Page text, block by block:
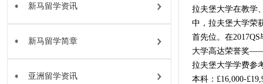
新马留学资讯
新马留学简章
亚洲留学资讯
拉夫堡大学在教学
中，拉夫堡大学荣
首先位。在
大学高达荣誉奖
拉夫堡大学学费参
本科：£16,000-